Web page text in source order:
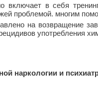
включает в себя
проблемой. многим
на возвращение
употребления
наркологии и